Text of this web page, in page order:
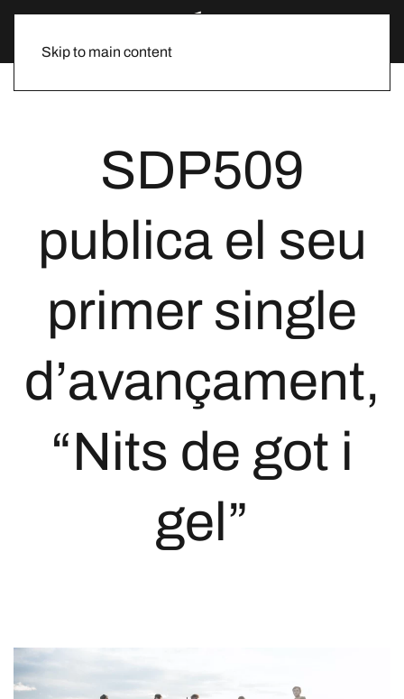
Skip to main content
SDP509
publica el seu
primer single
d’avançament,
“Nits de got i
gel”